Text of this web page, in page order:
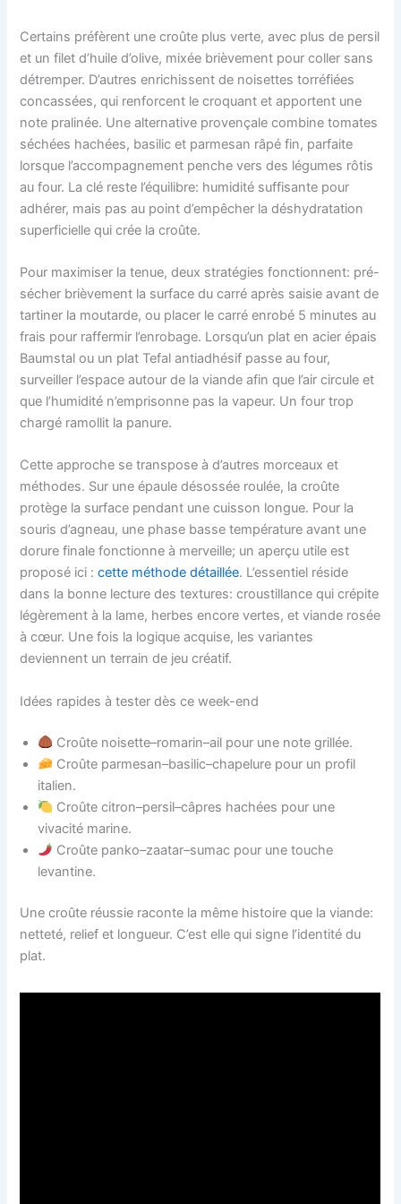
Certains préfèrent une croûte plus verte, avec plus de persil
et un filet d’huile d’olive, mixée brièvement pour coller sans
détremper. D’autres enrichissent de noisettes torréfiées
concassées, qui renforcent le croquant et apportent une
note pralinée. Une alternative provençale combine tomates
séchées hachées, basilic et parmesan râpé fin, parfaite
lorsque l’accompagnement penche vers des légumes rôtis
au four. La clé reste l’équilibre: humidité suffisante pour
adhérer, mais pas au point d’empêcher la déshydratation
superficielle qui crée la croûte.
Pour maximiser la tenue, deux stratégies fonctionnent: pré-
sécher brièvement la surface du carré après saisie avant de
tartiner la moutarde, ou placer le carré enrobé 5 minutes au
frais pour raffermir l’enrobage. Lorsqu’un plat en acier épais
Baumstal ou un plat Tefal antiadhésif passe au four,
surveiller l’espace autour de la viande afin que l’air circule et
que l’humidité n’emprisonne pas la vapeur. Un four trop
chargé ramollit la panure.
Cette approche se transpose à d’autres morceaux et
méthodes. Sur une épaule désossée roulée, la croûte
protège la surface pendant une cuisson longue. Pour la
souris d’agneau, une phase basse température avant une
dorure finale fonctionne à merveille; un aperçu utile est
proposé ici :cette méthode détaillée. L’essentiel réside
dans la bonne lecture des textures: croustillance qui crépite
légèrement à la lame, herbes encore vertes, et viande rosée
à cœur. Une fois la logique acquise, les variantes
deviennent un terrain de jeu créatif.
Idées rapides à tester dès ce week-end
Croûte noisette–romarin–ail pour une note grillée.
Croûte parmesan–basilic–chapelure pour un profil
italien.
Croûte citron–persil–câpres hachées pour une
vivacité marine.
Croûte panko–zaatar–sumac pour une touche
levantine.
Une croûte réussie raconte la même histoire que la viande:
netteté, relief et longueur. C’est elle qui signe l’identité du
plat.